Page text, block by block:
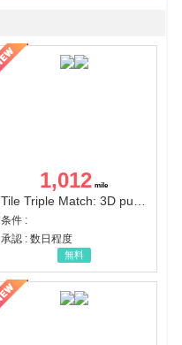
1,012
Tile Triple Match: 3D puzzle
条件 :
承認 : 数日程度
無料